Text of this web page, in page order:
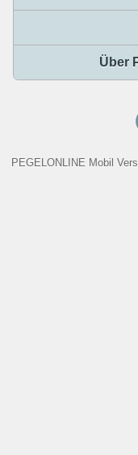
Über
PEGELONLINE Mobil